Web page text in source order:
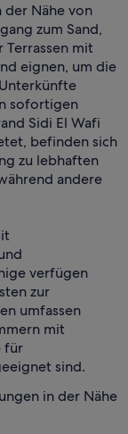
der Nähe von
zum Sand,
mit
eignen, um die
sofortigen
Sidi El Wafi
befinden sich
zu lebhaften
andere
verfügen
zur
umfassen
mit
für
sind.
in der Nähe